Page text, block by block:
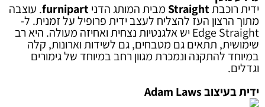
ידית רוכבת מבית המותג הדניfurnipart. עוצבה
מתוך הרצון העז להצליח לעצב ידית פרופיל על זמנית. ל-
Edge Straight יש אלגנטיות נצחית ואחיזה מעולה. היא רב
שימושית, תתאים גם מטבחים, גם לשידות וארונות, קלה
במיוחד להתקנה ונמכרת מגוון רחב במיוחד של גימורים
וגדלים.
ידית בעיצוב Adam Laws